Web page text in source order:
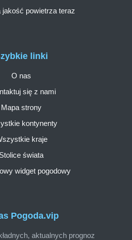
Pogoda.vip
aktualnych prognoz
linki
O nas
się z nami
Mapa strony
kontynenty
kraje
Stolice świata
widget pogodowy
jakość powietrza teraz